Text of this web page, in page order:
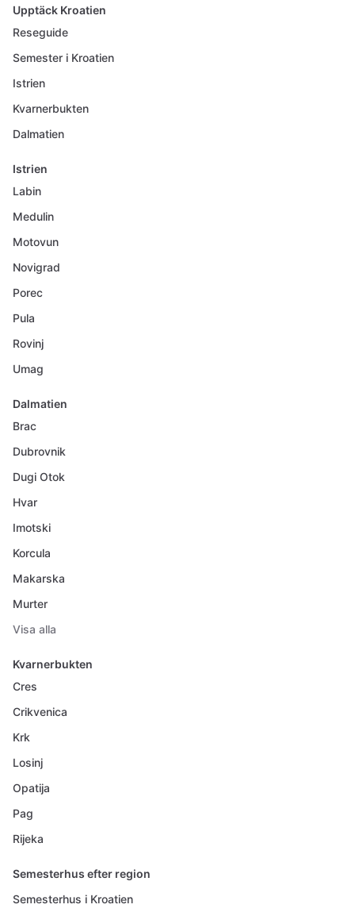
Upptäck Kroatien
Reseguide
Semester i Kroatien
Istrien
Kvarnerbukten
Dalmatien
Istrien
Labin
Medulin
Motovun
Novigrad
Porec
Pula
Rovinj
Umag
Dalmatien
Brac
Dubrovnik
Dugi Otok
Hvar
Imotski
Korcula
Makarska
Murter
Visa alla
Kvarnerbukten
Cres
Crikvenica
Krk
Losinj
Opatija
Pag
Rijeka
Semesterhus efter region
Semesterhus i Kroatien